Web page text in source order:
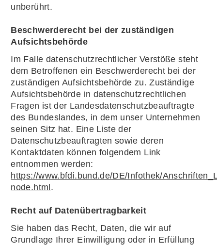
unberührt.
Beschwerderecht bei der zuständigen
Aufsichtsbehörde
Im Falle datenschutzrechtlicher Verstöße steht
dem Betroffenen ein Beschwerderecht bei der
zuständigen Aufsichtsbehörde zu. Zuständige
Aufsichtsbehörde in datenschutzrechtlichen
Fragen ist der Landesdatenschutzbeauftragte
des Bundeslandes, in dem unser Unternehmen
seinen Sitz hat. Eine Liste der
Datenschutzbeauftragten sowie deren
Kontaktdaten können folgendem Link
entnommen werden:
https://www.bfdi.bund.de/DE/Infothek/
node.html .
Recht auf Datenübertragbarkeit
Sie haben das Recht, Daten, die wir auf
Grundlage Ihrer Einwilligung oder in Erfüllung